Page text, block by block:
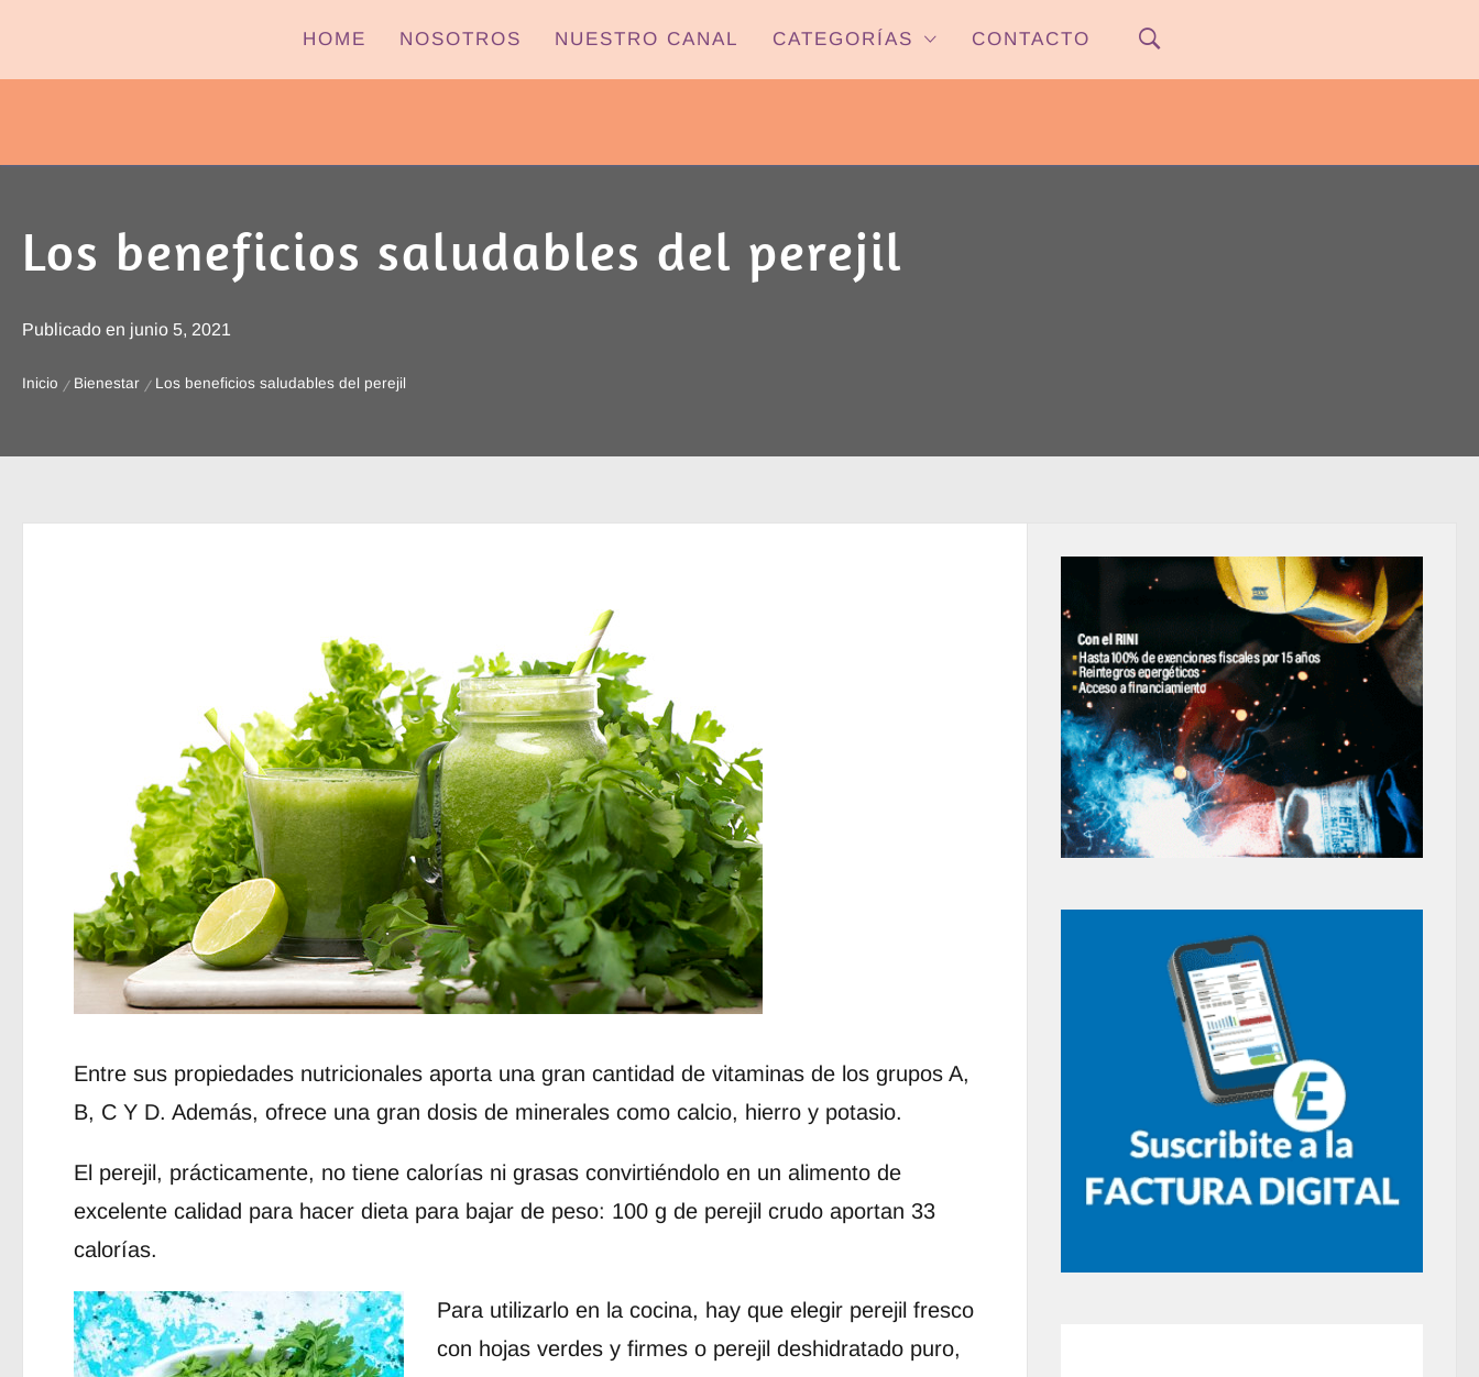
HOME NOSOTROS NUESTRO CANAL CATEGORÍAS CONTACTO
PYP NEWS
Los beneficios saludables del perejil
Publicado en junio 5, 2021
Inicio Bienestar Los beneficios saludables del perejil
Entre sus propiedades nutricionales aporta una gran cantidad de vitaminas de los grupos A,
B, C Y D. Además, ofrece una gran dosis de minerales como calcio, hierro y potasio.
El perejil, prácticamente, no tiene calorías ni grasas convirtiéndolo en un alimento de
excelente calidad para hacer dieta para bajar de peso: 100 g de perejil crudo aportan 33
calorías.
Para utilizarlo en la cocina, hay que elegir perejil fresco
con hojas verdes y firmes o perejil deshidratado puro,